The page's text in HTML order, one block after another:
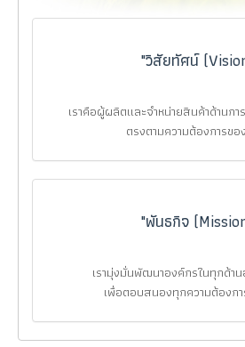
"วิสัยทัศน์
เราคือผู้ผลิตและจำหน่ายสินค้าด้านก
ตรงตามความต้องการขอ
"พันธกิจ
เรามุ่งมั่นพัฒนาองค์กรในทุกด้า
เพื่อตอบสนองทุกความต้องก